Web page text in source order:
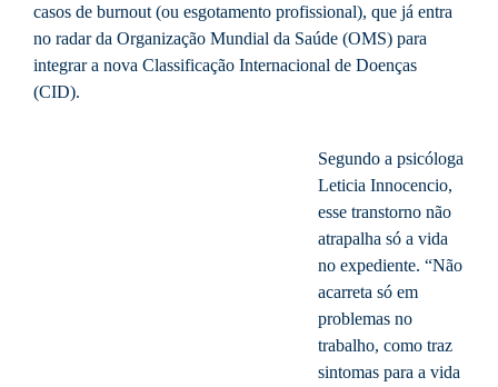
casos de burnout (ou esgotamento profissional), que já entra
no radar da Organização Mundial da Saúde (OMS) para
integrar a nova Classificação Internacional de Doenças
(CID).
Segundo a psicóloga
Leticia Innocencio,
esse transtorno não
atrapalha só a vida
no expediente. “Não
acarreta só em
problemas no
trabalho, como traz
sintomas para a vida